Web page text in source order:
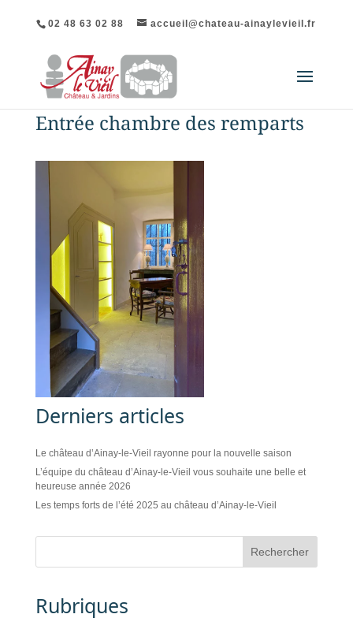
02 48 63 02 88 accueil@chateau-ainaylevieil.fr
Entrée chambre des remparts
Derniers articles
Le château d’Ainay-le-Vieil rayonne pour la nouvelle saison
L’équipe du château d’Ainay-le-Vieil vous souhaite une belle et
heureuse année 2026
Les temps forts de l’été 2025 au château d’Ainay-le-Vieil
Rubriques